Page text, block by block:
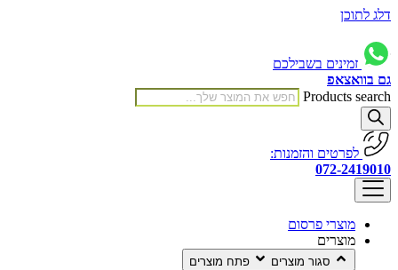
דלג לתוכן
זמינים בשבילכם
גם בוואצאפ
Products search
לפרטים והזמנות:
072-2419010
מוצרי פרסום
מוצרים
סגור מוצרים פתח מוצרים